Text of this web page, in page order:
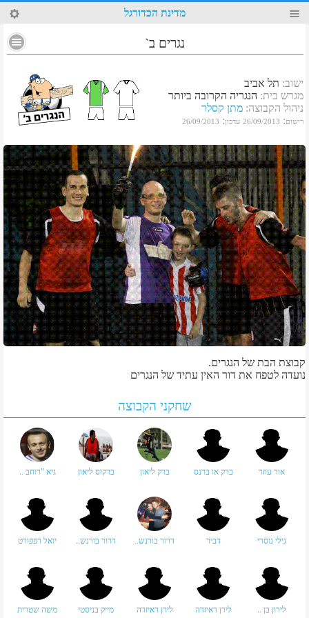
89 מדינת הכדורגל
נגרים ב`
ישוב: תל אביב
מגרש בית: הנגריה הקרובה ביותר
ניהול הקבוצה: מתן קסלר
רישום:
26/09/2013 עדכון:
26/09/2013
קבוצת הבת של הנגרים.
נועדה לטפח את דור האין עתיד של הנגרים
שחקני הקבוצה
אור עוזר ברק או ברנס ברק ליאון ברקוס ליאון גיא "רוחב ..
גילי נוסרי דביר דרור בורנש.. דרור בורנש.. יואל רפפורט
לירון בן .. לירן דאיזדה לירן דאיזדה מייק בניסטי משה שטרית